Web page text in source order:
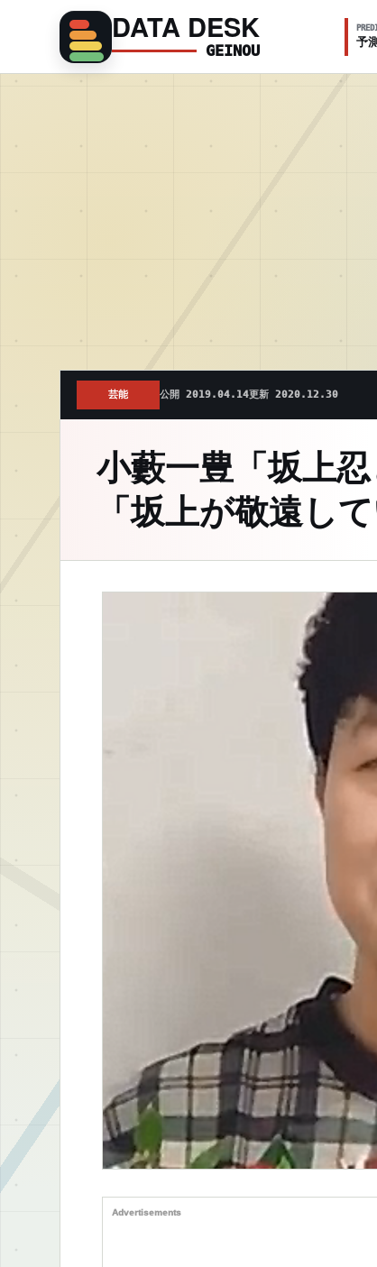
DATA DESK
GEINOU 予測
芸能 公開 2019.04.14更新 2020.12.30
小藪一豊「坂上
「坂上が敬遠し
Advertisements